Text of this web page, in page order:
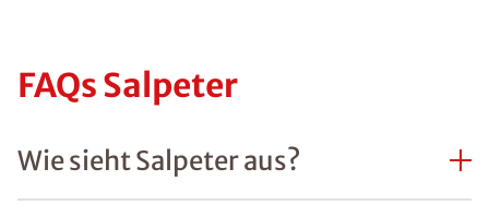
FAQs Salpeter
Wie sieht Salpeter aus?